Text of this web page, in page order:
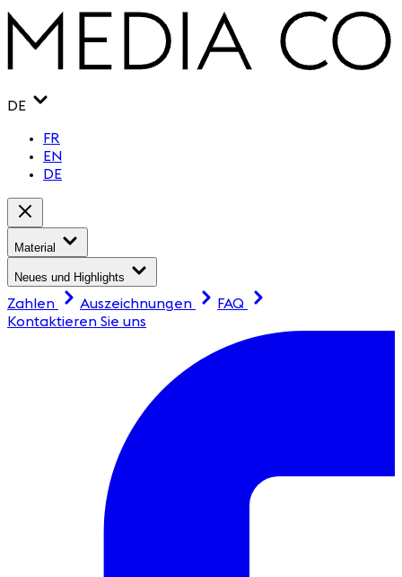
DE
FR
EN
DE
Material
Neues und Highlights
Zahlen Auszeichnungen
FAQ
Kontaktieren Sie uns